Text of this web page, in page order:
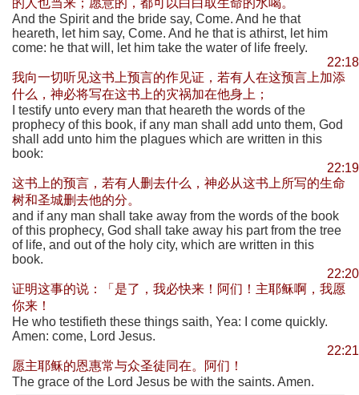
的人也当来；愿意的，都可以白白取生命的水喝。
And the Spirit and the bride say, Come. And he that
heareth, let him say, Come. And he that is athirst, let him
come: he that will, let him take the water of life freely.
22:18
我向一切听见这书上预言的作见证，若有人在这预言上加添
什么，神必将写在这书上的灾祸加在他身上；
I testify unto every man that heareth the words of the
prophecy of this book, if any man shall add unto them, God
shall add unto him the plagues which are written in this
book:
22:19
这书上的预言，若有人删去什么，神必从这书上所写的生命
树和圣城删去他的分。
and if any man shall take away from the words of the book
of this prophecy, God shall take away his part from the tree
of life, and out of the holy city, which are written in this
book.
22:20
证明这事的说：「是了，我必快来！阿们！主耶稣啊，我愿
你来！
He who testifieth these things saith, Yea: I come quickly.
Amen: come, Lord Jesus.
22:21
愿主耶稣的恩惠常与众圣徒同在。阿们！
The grace of the Lord Jesus be with the saints. Amen.